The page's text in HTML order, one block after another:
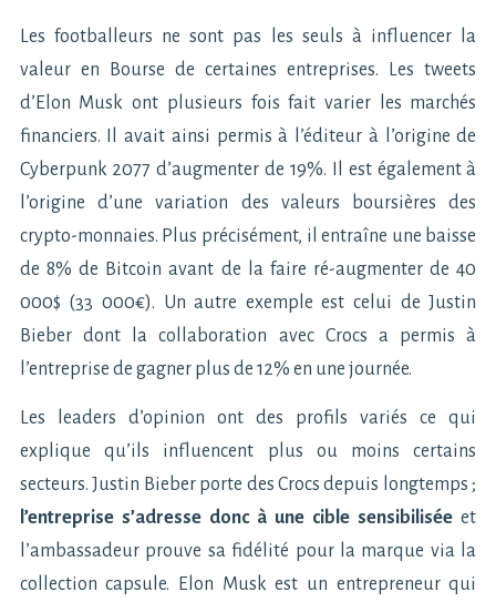
Les footballeurs ne sont pas les seuls à influencer la
valeur en Bourse de certaines entreprises. Les tweets
d’Elon Musk ont plusieurs fois fait varier les marchés
financiers. Il avait ainsi permis à l’éditeur à l’origine de
Cyberpunk 2077 d’augmenter de 19%. Il est également à
l’origine d’une variation des valeurs boursières des
crypto-monnaies. Plus précisément, il entraîne une baisse
de 8% de Bitcoin avant de la faire ré-augmenter de 40
000$ (33 000€). Un autre exemple est celui de Justin
Bieber dont la collaboration avec Crocs a permis à
l’entreprise de gagner plus de 12% en une journée.
Les leaders d’opinion ont des profils variés ce qui
explique qu’ils influencent plus ou moins certains
secteurs. Justin Bieber porte des Crocs depuis longtemps ;
l’entreprise s’adresse donc à une cible sensibilisée et
l’ambassadeur prouve sa fidélité pour la marque via la
collection capsule. Elon Musk est un entrepreneur qui